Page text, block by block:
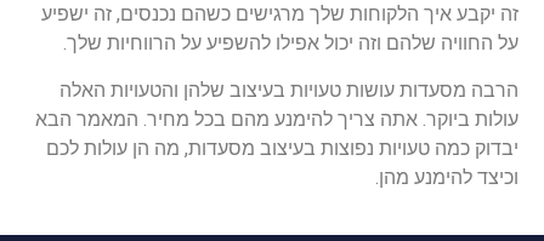
זה יקבע איך הלקוחות שלך מרגישים כשהם נכנסים, זה ישפיע
על החוויה שלהם וזה יכול אפילו להשפיע על הרווחיות שלך.
הרבה מסעדות עושות טעויות בעיצוב שלהן והטעויות האלה
עולות ביוקר. אתה צריך להימנע מהם בכל מחיר. המאמר הבא
יבדוק כמה טעויות נפוצות בעיצוב מסעדות, מה הן עולות לכם
וכיצד להימנע מהן.